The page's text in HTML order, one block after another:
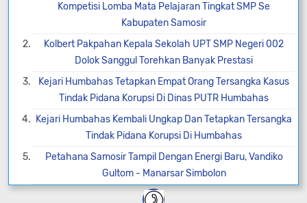
Kompetisi Lomba Mata Pelajaran Tingkat SMP Se
Kabupaten Samosir
Kolbert Pakpahan Kepala Sekolah UPT SMP Negeri 002
Dolok Sanggul Torehkan Banyak Prestasi
Kejari Humbahas Tetapkan Empat Orang Tersangka Kasus
Tindak Pidana Korupsi Di Dinas PUTR Humbahas
Kejari Humbahas Kembali Ungkap Dan Tetapkan Tersangka
Tindak Pidana Korupsi Di Humbahas
Petahana Samosir Tampil Dengan Energi Baru, Vandiko
Gultom - Manarsar Simbolon